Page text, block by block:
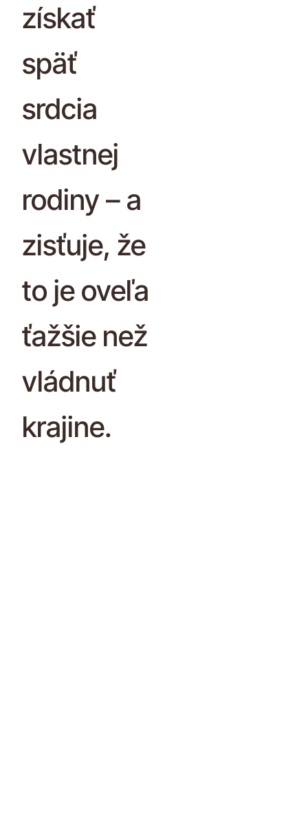
získať
späť
srdcia
vlastnej
rodiny – a
zisťuje, že
to je oveľa
ťažšie než
vládnuť
krajine.